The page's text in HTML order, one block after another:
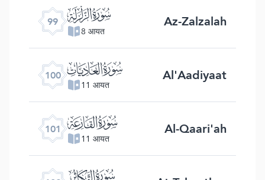
99 ﰐ
8 आयत Az-Zalzalah
100 ﰑ
11 आयत Al'Aadiyaat
101 ﰒ
11 आयत Al-Qaari'ah